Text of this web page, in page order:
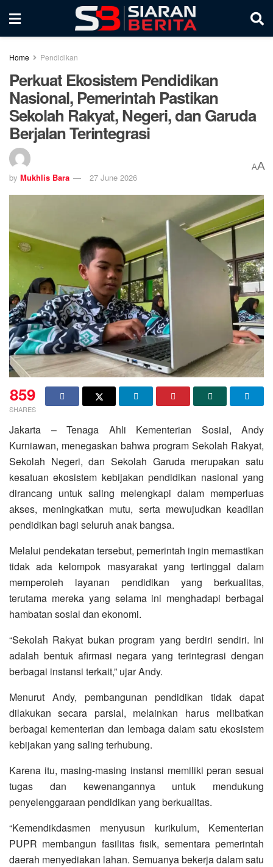
Home Pendidikan
Perkuat Ekosistem Pendidikan
Nasional, Pemerintah Pastikan
Sekolah Rakyat, Negeri, dan Garuda
Berjalan Terintegrasi
by Mukhlis Bara 27 June 2026
AA
859
SHARES
Jakarta – Tenaga Ahli Kementerian Sosial, Andy
Kurniawan, menegaskan bahwa program Sekolah Rakyat,
Sekolah Negeri, dan Sekolah Garuda merupakan satu
kesatuan ekosistem kebijakan pendidikan nasional yang
dirancang untuk saling melengkapi dalam memperluas
akses, meningkatkan mutu, serta mewujudkan keadilan
pendidikan bagi seluruh anak bangsa.
Melalui pendekatan tersebut, pemerintah ingin memastikan
tidak ada kelompok masyarakat yang tertinggal dalam
memperoleh layanan pendidikan yang berkualitas,
terutama mereka yang selama ini menghadapi berbagai
hambatan sosial dan ekonomi.
“Sekolah Rakyat bukan program yang berdiri sendiri. Ini
adalah bentuk afirmasi negara yang terintegrasi dengan
berbagai instansi terkait,” ujar Andy.
Menurut Andy, pembangunan pendidikan tidak dapat
dilakukan secara parsial, melainkan harus melibatkan
berbagai kementerian dan lembaga dalam satu ekosistem
kebijakan yang saling terhubung.
Karena itu, masing-masing instansi memiliki peran sesuai
tugas dan kewenangannya untuk mendukung
penyelenggaraan pendidikan yang berkualitas.
“Kemendikdasmen menyusun kurikulum, Kementerian
PUPR membangun fasilitas fisik, sementara pemerintah
daerah menyediakan lahan. Semuanya bekerja dalam satu